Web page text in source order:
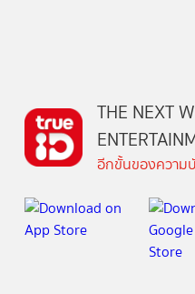
THE NEXT
อีกขั้นของความ